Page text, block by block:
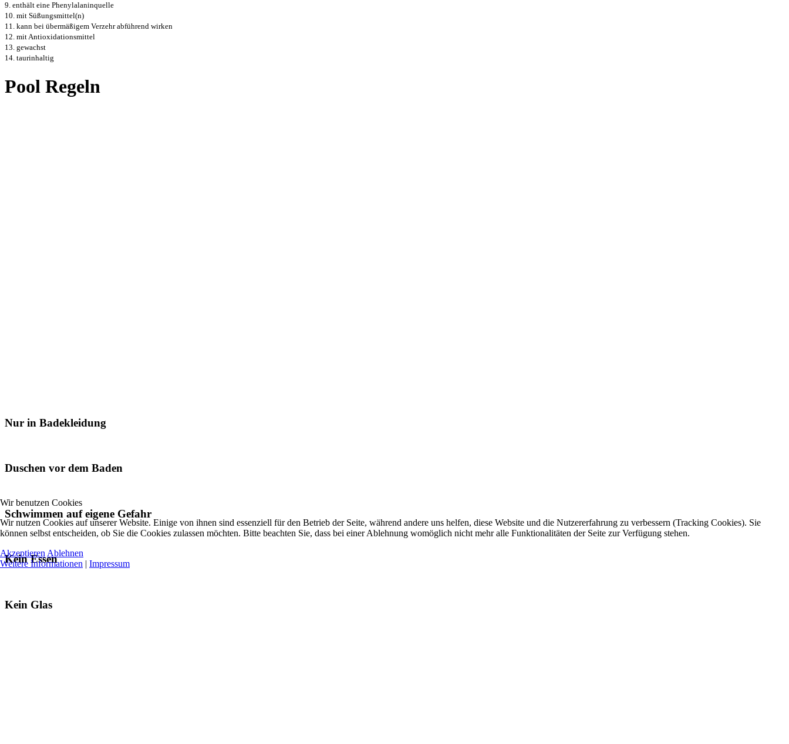
9. enthält eine Phenylalaninquelle
10. mit Süßungsmittel(n)
11. kann bei übermäßigem Verzehr abführend wirken
12. mit Antioxidationsmittel
13. gewachst
14. taurinhaltig
Pool Regeln
Nur in Badekleidung
Duschen vor dem Baden
Schwimmen auf eigene Gefahr
Kein Essen
Kein Glas
Wir benutzen Cookies
Wir nutzen Cookies auf unserer Website. Einige von ihnen sind essenziell für den Betrieb der Seite, während andere uns helfen, diese Website und die Nutzererfahrung zu verbessern (Tracking Cookies). Sie
können selbst entscheiden, ob Sie die Cookies zulassen möchten. Bitte beachten Sie, dass bei einer Ablehnung womöglich nicht mehr alle Funktionalitäten der Seite zur Verfügung stehen.
Akzeptieren Ablehnen
Weitere Informationen | Impressum